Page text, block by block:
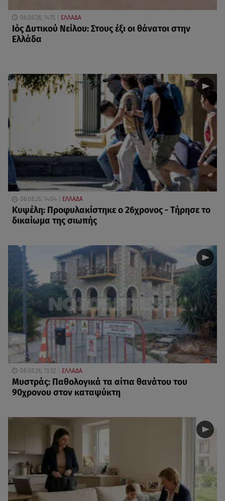
06.08.26, 14:15 ΕΛΛΑΔΑ
Ιός Δυτικού Νείλου: Στους έξι οι θάνατοι στην
Ελλάδα
06.08.26, 14:04 ΕΛΛΑΔΑ
Κυψέλη: Προφυλακίστηκε ο 26χρονος - Τήρησε το
δικαίωμα της σιωπής
06.08.26, 13:32 ΕΛΛΑΔΑ
Μυστράς: Παθολογικά τα αίτια θανάτου του
90χρονου στον καταψύκτη